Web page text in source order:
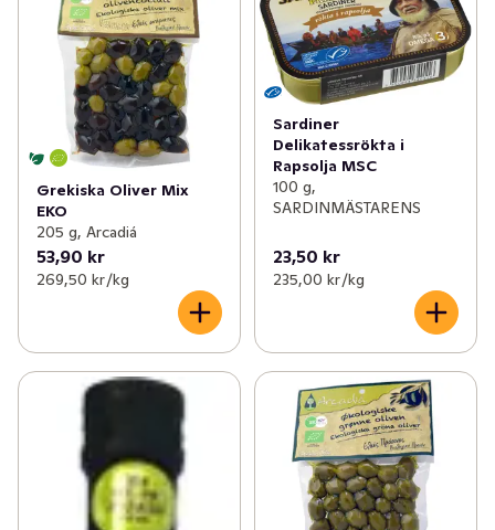
Grekiska Oliver Mix
EKO
205 g, Arcadiá
53,90 kr
269,50 kr /kg
Sardiner
Delikatessrökta i
Rapsolja MSC
100 g,
SARDINMÄSTARENS
23,50 kr
235,00 kr /kg